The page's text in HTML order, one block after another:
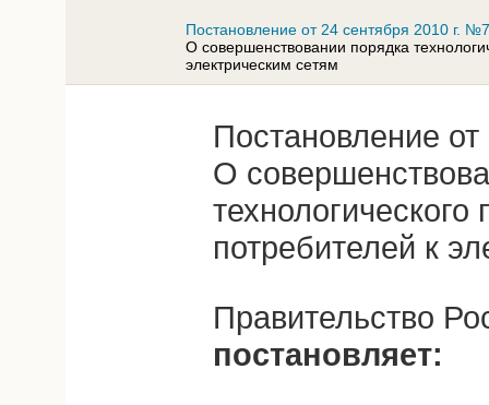
Постановление от 24 сентября 2010 г.
О совершенствовании порядка
электрическим сетям
Постановление
О
потребителей к
Правительство
постановляет: